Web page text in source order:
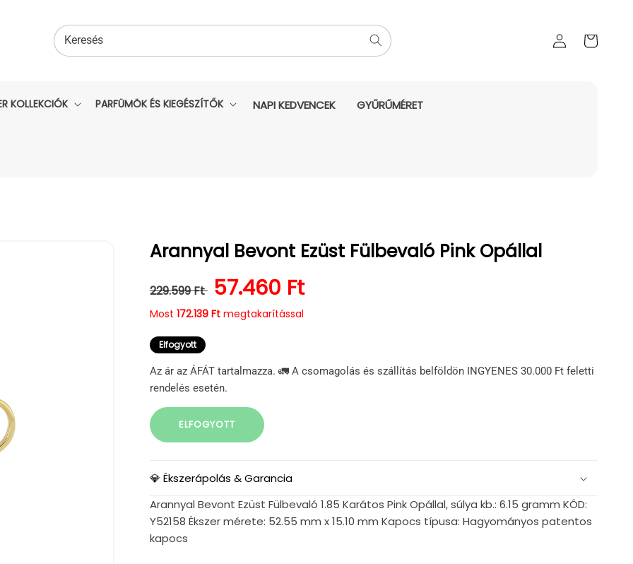
Bejelentkezés
kosara
Keresés
KOLLEKCIÓK PARFÜMÖK ÉS KIEGÉSZÍTŐK NAPI KEDVENCEK GYŰRŰMÉRET
Arannyal Bevont Ezüst Fülbevaló Pink Opállal
Normál ár
229.599 FtKedvezményes ár
57.460 Ft
Most 172.139 Ftmegtakarítással
Elfogyott
Az ár az ÁFÁT tartalmazza. 🚛 A csomagolás és szállítás belföldön INGYENES 30.000 Ft feletti
rendelés esetén.
ELFOGYOTT
💎 Ékszerápolás & Garancia
Arannyal Bevont Ezüst Fülbevaló 1.85 Karátos Pink Opállal, súlya kb.: 6.15 gramm KÓD:
Y52158 Ékszer mérete: 52.55 mm x 15.10 mm Kapocs típusa: Hagyományos patentos
kapocs